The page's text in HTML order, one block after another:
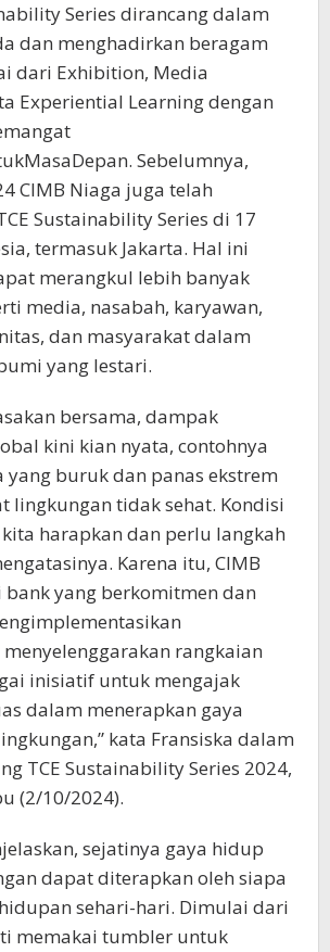
Series dirancang dalam
dan menghadirkan beragam
dari Exhibition, Media
Experiential Learning dengan
Sebelumnya,
CIMB Niaga juga telah
Sustainability Series di 17
termasuk Jakarta. Hal ini
merangkul lebih banyak
media, nasabah, karyawan,
dan masyarakat dalam
yang lestari.
bersama, dampak
kini kian nyata, contohnya
buruk dan panas ekstrem
lingkungan tidak sehat. Kondisi
harapkan dan perlu langkah
Karena itu, CIMB
bank yang berkomitmen dan
rangkaian
inisiatif untuk mengajak
dalam menerapkan gaya
kata Fransiska dalam
TCE Sustainability Series 2024,
(2/10/2024).
sejatinya gaya hidup
dapat diterapkan oleh siapa
sehari-hari. Dimulai dari
memakai tumbler untuk